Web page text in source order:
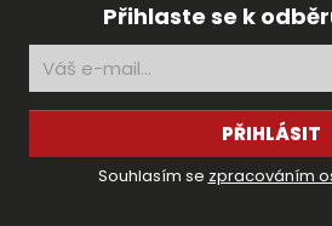
Přihlaste se k
PŘIHLÁSIT
Souhlasím se zpracováním